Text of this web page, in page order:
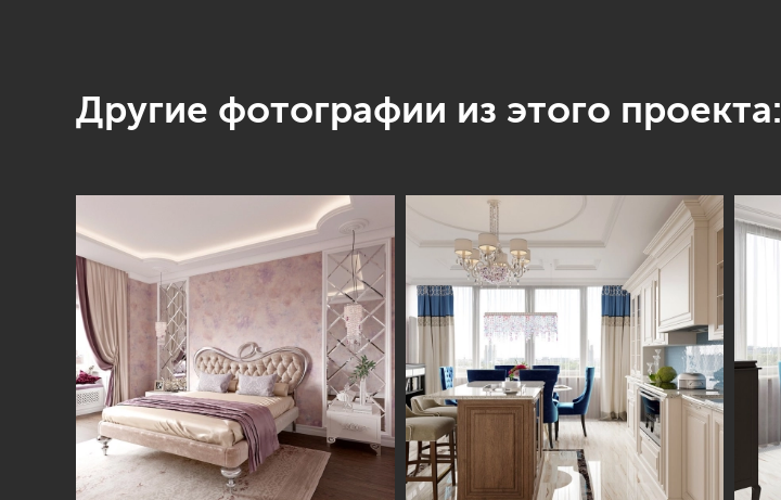
Другие фотографии из этого проекта: